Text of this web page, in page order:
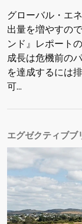
グローバル・エ
出量を増やすの
ンド』レポート
成長は危機前の
を達成するには
可...
エグゼクティブブ